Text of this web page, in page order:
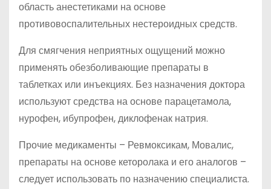
область анестетиками на основе
противовоспалительных нестероидных средств.
Для смягчения неприятных ощущений можно
применять обезболивающие препараты в
таблетках или инъекциях. Без назначения доктора
используют средства на основе парацетамола,
нурофен, ибупрофен, диклофенак натрия.
Прочие медикаменты – Ревмоксикам, Мовалис,
препараты на основе кеторолака и его аналогов –
следует использовать по назначению специалиста.